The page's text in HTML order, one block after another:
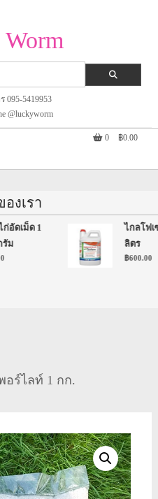
095-5419953
@luckyworm
0 ฿0.00
งเรา
อัดเม็ด 1
ม
ไกลโฟเ
ลิตร
฿600.00
อร์ไลท์ 1 กก.